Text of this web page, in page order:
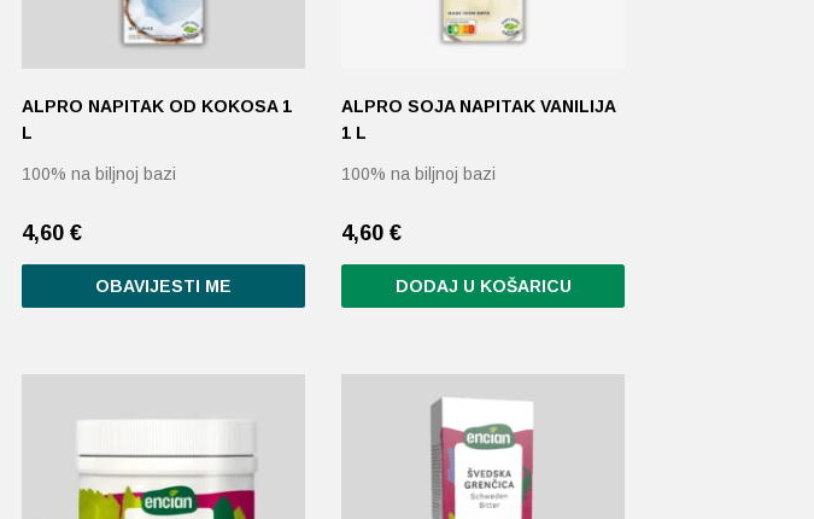
ALPRO NAPITAK OD KOKOSA 1
L
100% na biljnoj bazi
4,60 €
OBAVIJESTI ME
ALPRO SOJA NAPITAK VANILIJA
1 L
100% na biljnoj bazi
4,60 €
DODAJ U KOŠARICU